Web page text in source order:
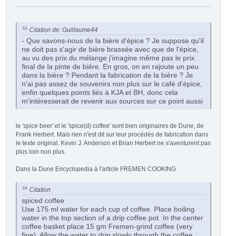
Citation de: Guillaume44
- Que savons-nous de la bière d'épice ? Je suppose qu'il
ne doit pas s'agir de bière brassée avec que de l'épice,
au vu des prix du mélange j'imagine même pas le prix
final de la pinte de bière. En gros, on en rajoute un peu
dans la bière ? Pendant la fabrication de la bière ? Je
n'ai pas assez de souvenirs non plus sur le café d'épice,
enfin quelques points liés à KJA et BH, donc cela
m'intéresserait de revenir aux sources sur ce point aussi
le 'spice beer' et le 'spice(d) coffee' sont bien originaires de Dune, de
Frank Herbert. Mais rien n'est dit sur leur procédés de fabrication dans
le texte original. Kevin J. Anderson et Brian Herbert ne s'aventurent pas
plus loin non plus.
Dans la Dune Encyclopedia à l'article FREMEN COOKING
Citation
spiced coffee
Use 175 ml water for each cup of coffee. Place boiling
water in the top section of a drip coffee pot. In the center
coffee basket place 15 gm Fremen-grind coffee (very